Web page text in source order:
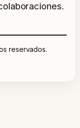
reservados.